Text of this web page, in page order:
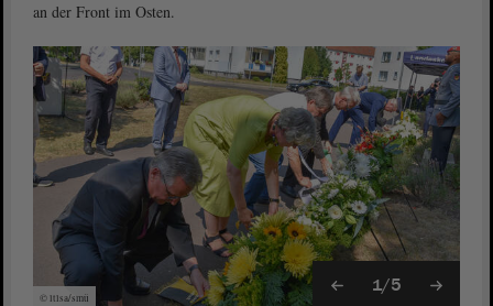
an der Front im Osten.
© ltlsa/smü
1/5